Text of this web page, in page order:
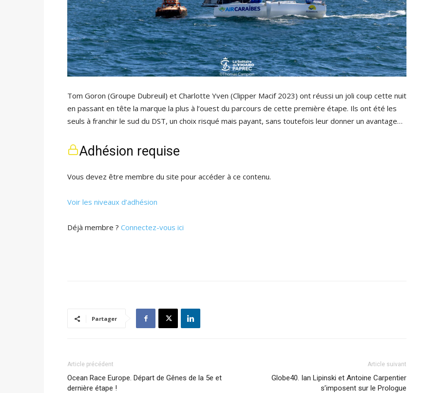
Tom Goron (Groupe Dubreuil) et Charlotte Yven (Clipper Macif 2023) ont réussi un joli coup cette nuit
en passant en tête la marque la plus à l’ouest du parcours de cette première étape. Ils ont été les
seuls à franchir le sud du DST, un choix risqué mais payant, sans toutefois leur donner un avantage…
Adhésion requise
Vous devez être membre du site pour accéder à ce contenu.
Voir les niveaux d’adhésion
Déjà membre ? Connectez-vous ici
Partager
Article précédent
Ocean Race Europe. Départ de Gênes de la 5e et
dernière étape !
Article suivant
Globe40. Ian Lipinski et Antoine Carpentier
s’imposent sur le Prologue